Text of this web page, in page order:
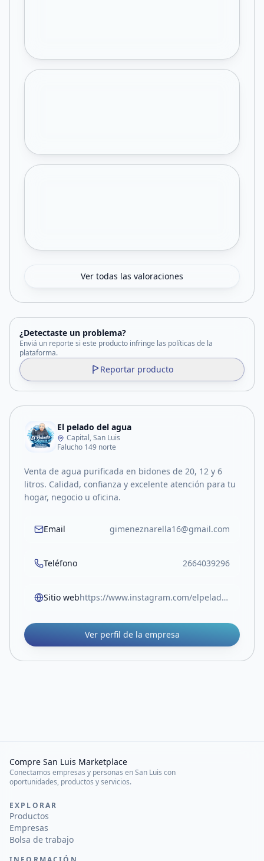
Ver todas las valoraciones
¿Detectaste un problema?
Enviá un reporte si este producto infringe las políticas de la
plataforma.
Reportar producto
El pelado del agua
Capital, San Luis
Falucho 149 norte
Venta de agua purificada en bidones de 20, 12 y 6
litros. Calidad, confianza y excelente atención para tu
hogar, negocio u oficina.
Email gimeneznarella16@gmail.com
Teléfono 2664039296
Sitio web https://www.instagram.com/elpeladodelagua?igsh=MWYxYW83eDVoMnNxcA==
Ver perfil de la empresa
Compre San Luis Marketplace
Conectamos empresas y personas en San Luis con
oportunidades, productos y servicios.
EXPLORAR
Productos
Empresas
Bolsa de trabajo